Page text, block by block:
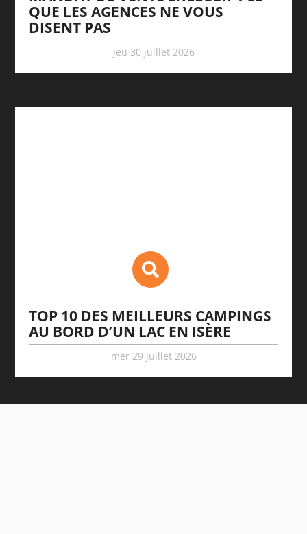
QUE LES AGENCES NE VOUS
DISENT PAS
jeu 30 juillet 2026
TOP 10 DES MEILLEURS CAMPINGS
AU BORD D’UN LAC EN ISÈRE
mer 29 juillet 2026